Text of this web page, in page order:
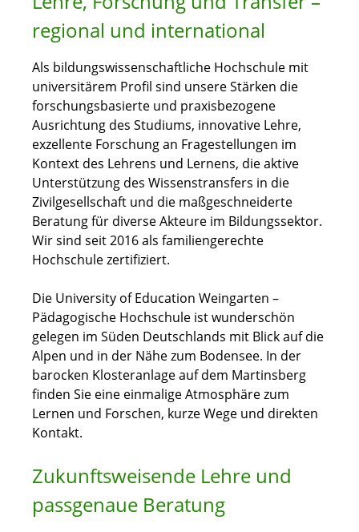
regional und international
Als bildungswissenschaftliche Hochschule mit
universitärem Profil sind unsere Stärken die
forschungsbasierte und praxisbezogene
Ausrichtung des Studiums, innovative Lehre,
exzellente Forschung an Fragestellungen im
Kontext des Lehrens und Lernens, die aktive
Unterstützung des Wissenstransfers in die
Zivilgesellschaft und die maßgeschneiderte
Beratung für diverse Akteure im Bildungssektor.
Wir sind seit 2016 als familiengerechte
Hochschule zertifiziert.
Die University of Education Weingarten –
Pädagogische Hochschule ist wunderschön
gelegen im Süden Deutschlands mit Blick auf die
Alpen und in der Nähe zum Bodensee. In der
barocken Klosteranlage auf dem Martinsberg
finden Sie eine einmalige Atmosphäre zum
Lernen und Forschen, kurze Wege und direkten
Kontakt.
Zukunftsweisende Lehre und
passgenaue Beratung